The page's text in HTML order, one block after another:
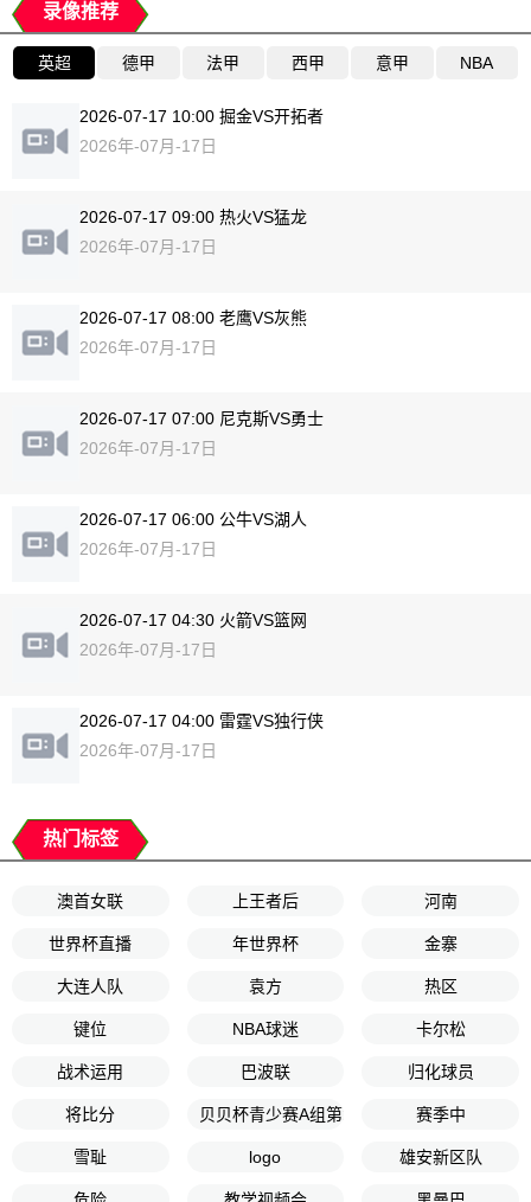
录像推荐
英超 德甲 法甲 西甲 意甲 NBA
2026-07-17 10:00 掘金VS开拓者
2026年-07月-17日
2026-07-17 09:00 热火VS猛龙
2026年-07月-17日
2026-07-17 08:00 老鹰VS灰熊
2026年-07月-17日
2026-07-17 07:00 尼克斯VS勇士
2026年-07月-17日
2026-07-17 06:00 公牛VS湖人
2026年-07月-17日
2026-07-17 04:30 火箭VS篮网
2026年-07月-17日
2026-07-17 04:00 雷霆VS独行侠
2026年-07月-17日
热门标签
澳首女联 上王者后 河南
世界杯直播 年世界杯 金寨
大连人队 袁方 热区
键位 NBA球迷 卡尔松
战术运用 巴波联 归化球员
将比分 贝贝杯青少赛A组第2轮 赛季中
雪耻 logo 雄安新区队